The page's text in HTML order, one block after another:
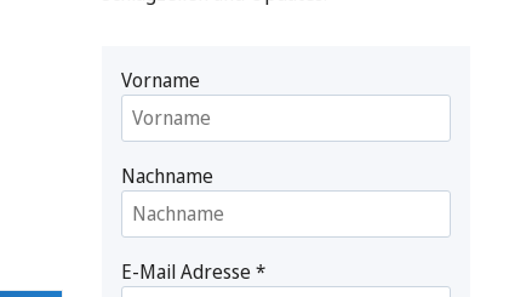
Vorname
Nachname
E-Mail Adresse*